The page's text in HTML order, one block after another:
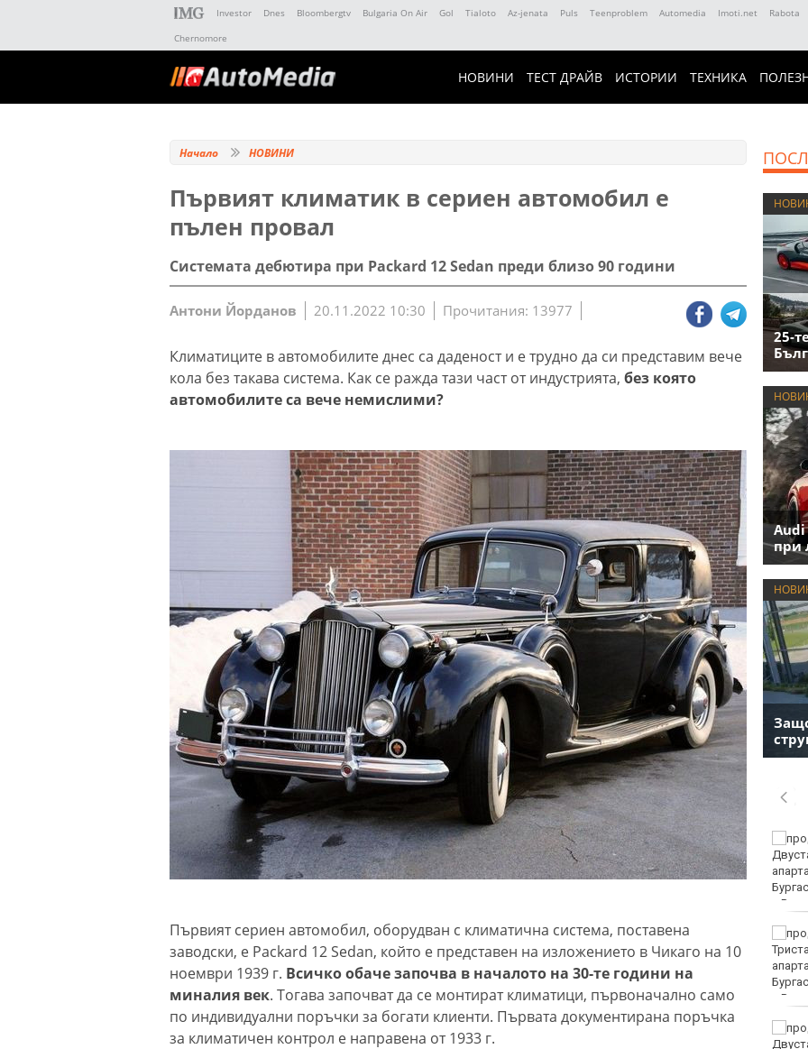
Investor Dnes Bloombergtv Bulgaria On Air Gol Tialoto Az-jenata Puls Teenproblem Automedia Imoti.net Rabota
Chernomore
НОВИНИ ТЕСТ ДРАЙВ ИСТОРИИ ТЕХНИКА
Начало НОВИНИ
Първият климатик в сериен автомобил е
пълен провал
Системата дебютира при Packard 12 Sedan преди близо 90 години
Антони Йорданов 20.11.2022 10:30 Прочитания: 13977
Климатиците в автомобилите днес са даденост и е трудно да си представим вече
кола без такава система. Как се ражда тази част от индустрията, без която
автомобилите са вече немислими?
Първият сериен автомобил, оборудван с климатична система, поставена
заводски, е Packard 12 Sedan, който е представен на изложението в Чикаго на 10
ноември 1939 г. Всичко обаче започва в началото на 30-те години на
миналия век. Тогава започват да се монтират климатици, първоначално само
по индивидуални поръчки за богати клиенти. Първата документирана поръчка
за климатичен контрол е направена от 1933 г.
25-
при
Мачовете и спортът по
ТВ днес (6 август)
Виц на деня - 6 август
21 ранени при